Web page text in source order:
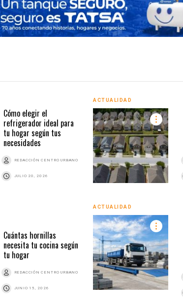
Cómo elegir el
refrigerador ideal para
tu hogar según tus
necesidades
REDACCIÓN CENTRO URBANO
JULIO 20, 2026
ACTUALIDAD
Cuántas hornillas
necesita tu cocina según
tu hogar
REDACCIÓN CENTRO URBANO
JUNIO 15, 2026
ACTUALIDAD